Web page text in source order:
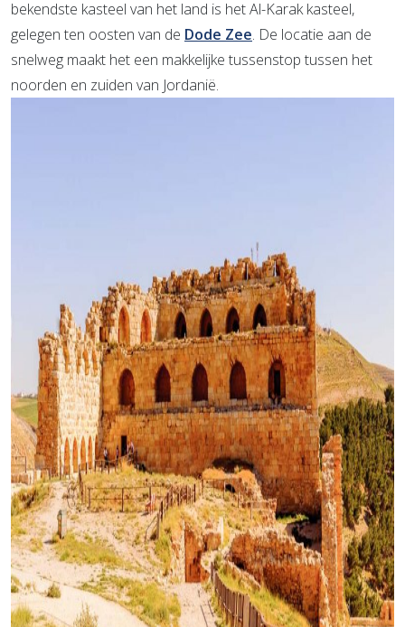
bekendste kasteel van het land is het Al-Karak kasteel,
gelegen ten oosten van de Dode Zee. De locatie aan de
snelweg maakt het een makkelijke tussenstop tussen het
noorden en zuiden van Jordanië.